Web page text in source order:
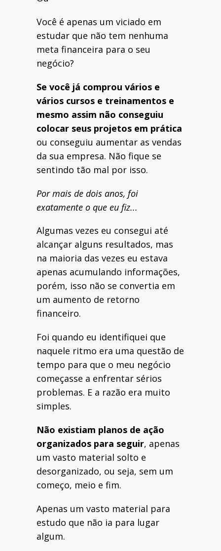
Você é apenas um viciado em
estudar que não tem nenhuma
meta financeira para o seu
negócio?
Se você já comprou vários e
vários cursos e treinamentos e
mesmo assim não conseguiu
colocar seus projetos em prática
ou conseguiu aumentar as vendas
da sua empresa. Não fique se
sentindo tão mal por isso.
Por mais de dois anos, foi
exatamente o que eu fiz...
Algumas vezes eu consegui até
alcançar alguns resultados, mas
na maioria das vezes eu estava
apenas acumulando informações,
porém, isso não se convertia em
um aumento de retorno
financeiro.
Foi quando eu identifiquei que
naquele ritmo era uma questão de
tempo para que o meu negócio
começasse a enfrentar sérios
problemas. E a razão era muito
simples.
Não existiam planos de ação
organizados para seguir, apenas
um vasto material solto e
desorganizado, ou seja, sem um
começo, meio e fim.
Apenas um vasto material para
estudo que não ia para lugar
algum.